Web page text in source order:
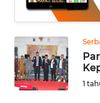
1
SERBA-
SERBI
OPINI
Informasi